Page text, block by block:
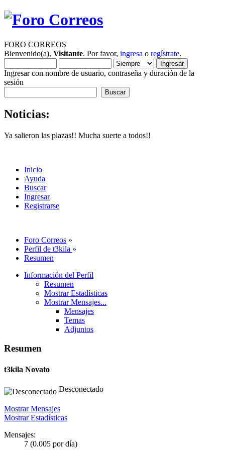
FORO CORREOS
Bienvenido(a), Visitante. Por favor, ingresa o regístrate.
Ingresar con nombre de usuario, contraseña y duración de la
sesión
Noticias:
Ya salieron las plazas!! Mucha suerte a todos!!
Inicio
Ayuda
Buscar
Ingresar
Registrarse
Foro Correos »
Perfil de t3kila »
Resumen
Información del Perfil
Resumen
Mostrar Estadísticas
Mostrar Mensajes...
Mensajes
Temas
Adjuntos
Resumen
t3kila Novato
Desconectado
Mostrar Mensajes
Mostrar Estadísticas
Mensajes:
7 (0.005 por día)